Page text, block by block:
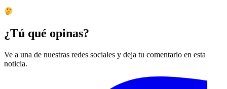
¿Tú qué opinas?
Ve a una de nuestras redes sociales y deja tu comentario en esta
noticia.